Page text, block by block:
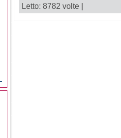
Letto: 8782 volte |